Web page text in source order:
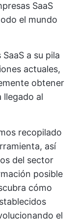
SaaS
el mundo
a su pila
actuales,
obtener
llegado al
recopilado
así
del sector
posible
cómo
el